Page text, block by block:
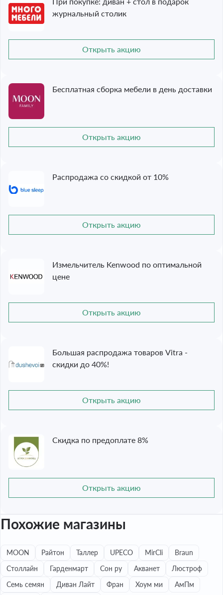
журнальный столик
Открыть акцию
Бесплатная сборка мебели в день доставки
Открыть акцию
Распродажа со скидкой от 10%
Открыть акцию
Измельчитель Kenwood по оптимальной
цене
Открыть акцию
Большая распродажа товаров Vitra -
скидки до 40%!
Открыть акцию
Скидка по предоплате 8%
Открыть акцию
Похожие магазины
MOON Райтон Таллер UPECO MirCli
Braun
Столлайн
Гарденмарт Сон ру Акванет
Люстроф
Семь семян
Диван Лайт Фран Хоум ми
АмПм